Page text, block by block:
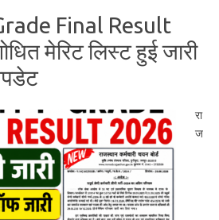
Final Result
मेरिट लिस्ट हुई जारी
रा
ज